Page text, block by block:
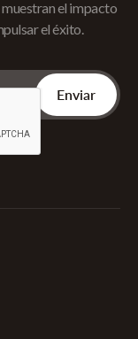
muestran el impacto
el éxito.